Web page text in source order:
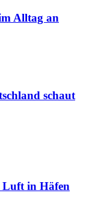
Alltag an
schaut
Luft in Häfen